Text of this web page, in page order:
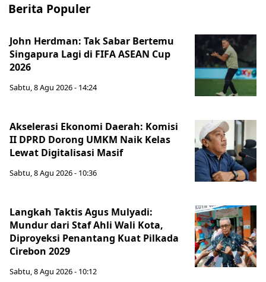
Berita Populer
John Herdman: Tak Sabar Bertemu
Singapura Lagi di FIFA ASEAN Cup
2026
Sabtu, 8 Agu 2026 - 14:24
Akselerasi Ekonomi Daerah: Komisi
II DPRD Dorong UMKM Naik Kelas
Lewat Digitalisasi Masif
Sabtu, 8 Agu 2026 - 10:36
Langkah Taktis Agus Mulyadi:
Mundur dari Staf Ahli Wali Kota,
Diproyeksi Penantang Kuat Pilkada
Cirebon 2029
Sabtu, 8 Agu 2026 - 10:12